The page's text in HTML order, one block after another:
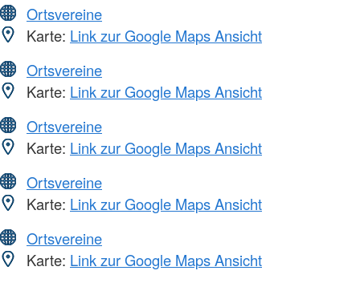
Ortsvereine
Karte: Link zur Google Maps Ansicht
Ortsvereine
Karte: Link zur Google Maps Ansicht
Ortsvereine
Karte: Link zur Google Maps Ansicht
Ortsvereine
Karte: Link zur Google Maps Ansicht
Ortsvereine
Karte: Link zur Google Maps Ansicht